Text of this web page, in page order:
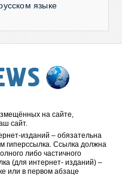
языке
на сайте,
сайт.
изданий – обязательна
гиперссылка. Ссылка должна
либо частичного
(для интернет- изданий) –
или в первом абзаце